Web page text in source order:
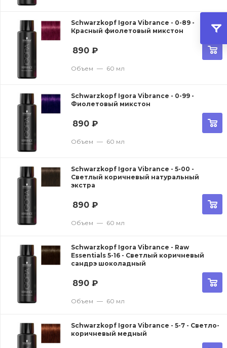
Schwarzkopf Igora Vibrance - 0-89 -
Красный фиолетовый микстон
890 ₽
Объем — 60 мл
Schwarzkopf Igora Vibrance - 0-99 -
Фиолетовый микстон
890 ₽
Объем — 60 мл
Schwarzkopf Igora Vibrance - 5-00 -
Светлый коричневый натуральный
экстра
890 ₽
Объем — 60 мл
Schwarzkopf Igora Vibrance - Raw
Essentials 5-16 - Светлый коричневый
сандрэ шоколадный
890 ₽
Объем — 60 мл
Schwarzkopf Igora Vibrance - 5-7 - Светло-
коричневый медный